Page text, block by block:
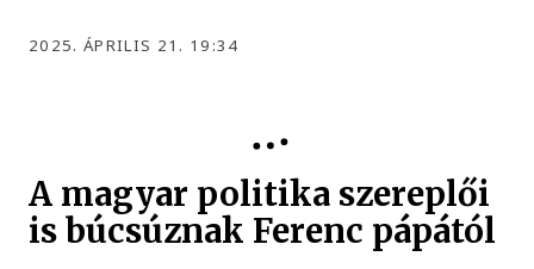
2025. ÁPRILIS 21. 19:34
A magyar politika szereplői
is búcsúznak Ferenc pápától